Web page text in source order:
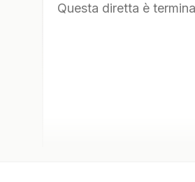
Questa diretta è